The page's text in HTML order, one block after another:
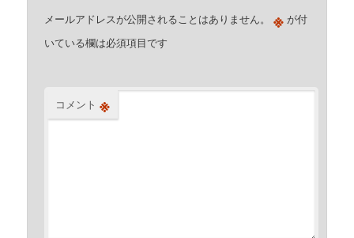
メールアドレスが公開されることはありません。 ※ が付
いている欄は必須項目です
コメント ※